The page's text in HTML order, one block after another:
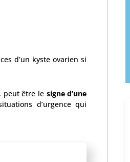
d’un kyste ovarien si
peut être le signe d’une
d’urgence qui